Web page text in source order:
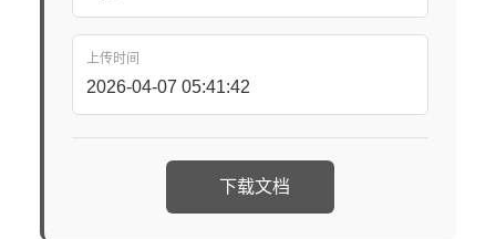
上传时间
2026-04-07 05:41:42
下载文档